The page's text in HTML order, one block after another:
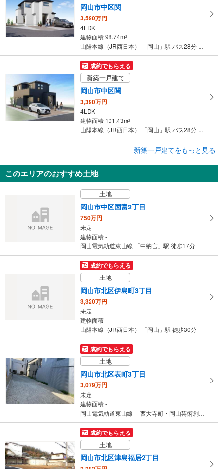
岡山市中区関
3,590万円
4LDK
建物面積 98.74m2
山陽本線（JR西日本） 「岡山」駅 バス28分 兼基 バス停下車 徒歩12分
成約でもらえる
新築一戸建て
岡山市中区関
3,390万円
4LDK
建物面積 101.43m2
山陽本線（JR西日本） 「岡山」駅 バス28分 兼基 バス停下車 徒歩12分
岡山市中区山崎
建物面積 111.37m2
新築一戸建てをもっと見る
このエリアのおすすめ土地
土地
岡山市中区国富2丁目
750万円
未定
建物面積 -
岡山電気軌道東山線 「中納言」駅 徒歩17分
成約でもらえる
土地
岡山市北区伊島町3丁目
3,320万円
未定
建物面積 -
山陽本線（JR西日本） 「岡山」駅 徒歩30分
成約でもらえる
土地
岡山市北区表町3丁目
3,079万円
未定
建物面積 -
岡山電気軌道東山線 「西大寺町・岡山芸術創造劇場ハレノワ前」駅 徒歩1分
成約でもらえる
土地
岡山市北区津島福居2丁目